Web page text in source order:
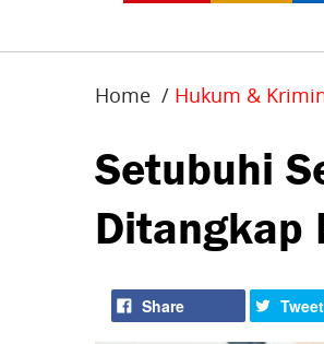
Home Hukum &
Setubuhi
Ditangkap
Share Tweet